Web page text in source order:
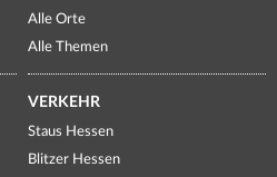
Alle Orte
Alle Themen
VERKEHR
Staus Hessen
Blitzer Hessen